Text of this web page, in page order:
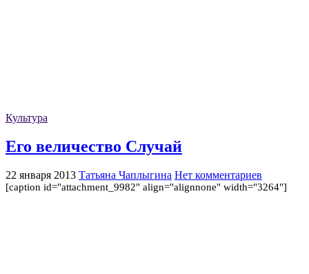
Культура
Его величество Случай
22 января 2013 Татьяна Чаплыгина Нет комментариев
[caption id="attachment_9982" align="alignnone" width="3264"]